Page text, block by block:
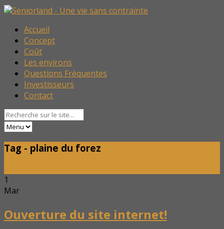
Accueil
Concept
Coût
Les environs
Questions Fréquentes
Investisseurs
Contact
Tag - plaine du forez
1
Mar
Ouverture du site internet!